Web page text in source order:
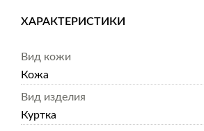
ХАРАКТЕРИСТИКИ
Вид кожи
Кожа
Вид изделия
Куртка